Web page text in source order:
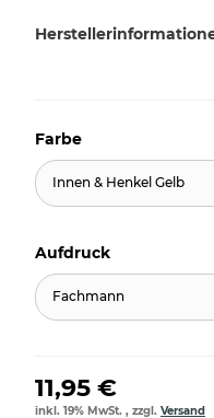
Farbe
Innen & Henkel Gelb
Aufdruck
Fachmann
11,95 €
inkl. 19% MwSt. , zzgl. Versand